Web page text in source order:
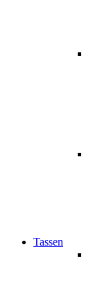
Tassen